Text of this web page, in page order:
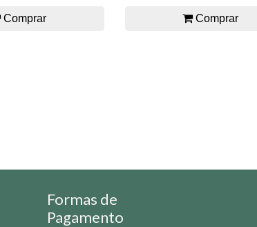
Comprar Comprar
Formas de
Pagamento